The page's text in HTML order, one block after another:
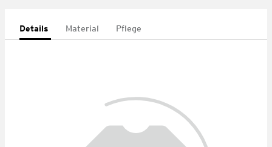
Details Material Pflege